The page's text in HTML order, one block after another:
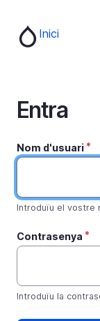
Inici
Entra
Nom d'usuari
Introduïu el vostre
Contrasenya
Introduïu la